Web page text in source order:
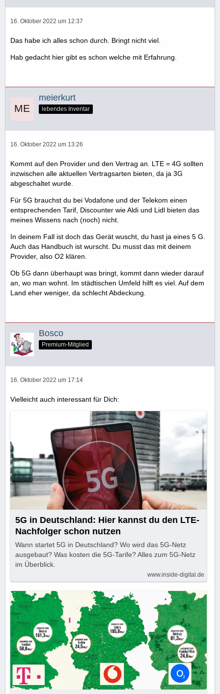
16. Oktober 2022 um 12:37
Das habe ich alles schon durch. Bringt nicht viel.
Hab gedacht hier gibt es schon welche mit Erfahrung.
meierkurt
lebendes Inventar
16. Oktober 2022 um 13:26
Kommt auf den Provider und den Vertrag an. LTE = 4G sollten
inzwischen alle aktuellen Vertragsarten bieten, da ja 3G
abgeschaltet wurde.
Für 5G brauchst du bei Vodafone und der Telekom einen
entsprechenden Tarif, Discounter wie Aldi und Lidl bieten das
meines Wissens nach (noch) nicht.
In deinem Fall ist doch das Gerät wuscht, du hast ja eines 5 G.
Auch das Handbuch ist wurscht. Du musst das mit deinem
Provider, also O2 klären.
Ob 5G dann überhaupt was bringt, kommt dann wieder darauf
an, wo man wohnt. Im städtischen Umfeld hilft es viel. Auf dem
Land eher weniger, da schlecht Abdeckung.
Bosco
Premium-Mitglied
16. Oktober 2022 um 17:14
Vielleicht auch interessant für Dich:
5G in Deutschland: Hier kannst du den LTE-
Nachfolger schon nutzen
Wann startet 5G in Deutschland? Wo wird das 5G-Netz
ausgebaut? Was kosten die 5G-Tarife? Alles zum 5G-Netz
im Überblick.
www.inside-digital.de